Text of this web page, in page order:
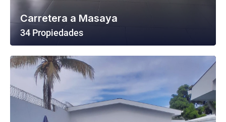
Carretera a Masaya
34 Propiedades
Ver Todas Las Propiedades